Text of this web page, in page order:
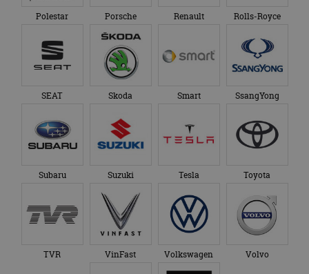
Polestar Porsche Renault Rolls-Royce
SEAT Skoda Smart SsangYong
Subaru Suzuki Tesla Toyota
TVR VinFast Volkswagen Volvo